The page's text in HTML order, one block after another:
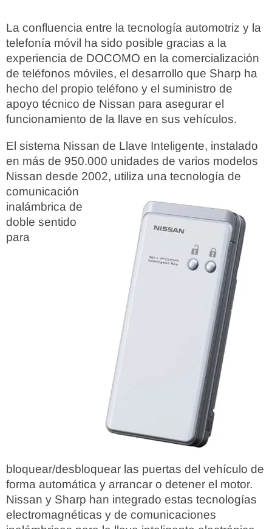
La confluencia entre la tecnología automotriz y la
telefonía móvil ha sido posible gracias a la
experiencia de DOCOMO en la comercialización
de teléfonos móviles, el desarrollo que Sharp ha
hecho del propio teléfono y el suministro de
apoyo técnico de Nissan para asegurar el
funcionamiento de la llave en sus vehículos.
El sistema Nissan de Llave Inteligente, instalado
en más de 950.000 unidades de varios modelos
Nissan desde 2002, utiliza una tecnología de
comunicación
inalámbrica de
doble sentido
para
bloquear/desbloquear las puertas del vehículo de
forma automática y arrancar o detener el motor.
Nissan y Sharp han integrado estas tecnologías
electromagnéticas y de comunicaciones